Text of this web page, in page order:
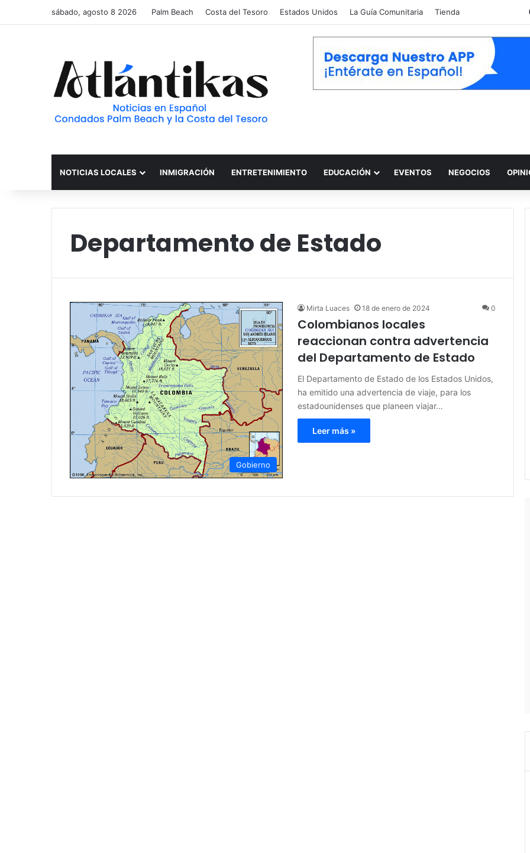
sábado, agosto 8 2026 Palm Beach Costa del Tesoro Estados Unidos La Guía Comunitaria Tienda
NOTICIAS LOCALES INMIGRACIÓN ENTRETENIMIENTO EDUCACIÓN EVENTOS NEGOCIOS
Departamento de Estado
Gobierno
Mirta Luaces 18 de enero de 2024 0
Colombianos locales
reaccionan contra advertencia
del Departamento de Estado
El Departamento de Estado de los Estados Unidos,
ha emitido una advertencia de viaje, para los
estadounidenses que planeen viajar…
Leer más »